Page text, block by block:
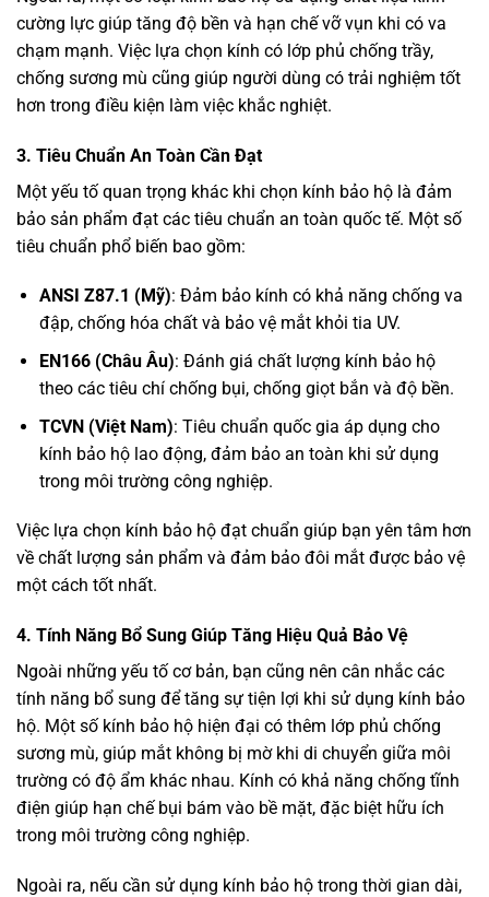
cường lực giúp tăng độ bền và hạn chế vỡ vụn khi có va
chạm mạnh. Việc lựa chọn kính có lớp phủ chống trầy,
chống sương mù cũng giúp người dùng có trải nghiệm tốt
hơn trong điều kiện làm việc khắc nghiệt.
3. Tiêu Chuẩn An Toàn Cần Đạt
Một yếu tố quan trọng khác khi chọn kính bảo hộ là đảm
bảo sản phẩm đạt các tiêu chuẩn an toàn quốc tế. Một số
tiêu chuẩn phổ biến bao gồm:
ANSI Z87.1 (Mỹ): Đảm bảo kính có khả năng chống va
đập, chống hóa chất và bảo vệ mắt khỏi tia UV.
EN166 (Châu Âu): Đánh giá chất lượng kính bảo hộ
theo các tiêu chí chống bụi, chống giọt bắn và độ bền.
TCVN (Việt Nam): Tiêu chuẩn quốc gia áp dụng cho
kính bảo hộ lao động, đảm bảo an toàn khi sử dụng
trong môi trường công nghiệp.
Việc lựa chọn kính bảo hộ đạt chuẩn giúp bạn yên tâm hơn
về chất lượng sản phẩm và đảm bảo đôi mắt được bảo vệ
một cách tốt nhất.
4. Tính Năng Bổ Sung Giúp Tăng Hiệu Quả Bảo Vệ
Ngoài những yếu tố cơ bản, bạn cũng nên cân nhắc các
tính năng bổ sung để tăng sự tiện lợi khi sử dụng kính bảo
hộ. Một số kính bảo hộ hiện đại có thêm lớp phủ chống
sương mù, giúp mắt không bị mờ khi di chuyển giữa môi
trường có độ ẩm khác nhau. Kính có khả năng chống tĩnh
điện giúp hạn chế bụi bám vào bề mặt, đặc biệt hữu ích
trong môi trường công nghiệp.
Ngoài ra, nếu cần sử dụng kính bảo hộ trong thời gian dài,